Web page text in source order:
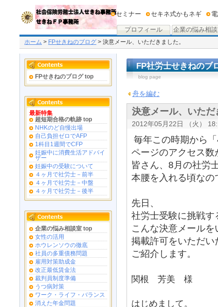
プロフィール 企業の悩み相
セミナー セキネ式かもネギ
ホーム > FPせきねのブログ > 決意メール、いただきました。
FPせきねのブログ top
最新特集
超短期合格の軌跡 top
NHKのど自慢出場
自己負担ゼロでAFP
1科目1週間でCFP
妊娠中に消費生活アドバイ
ザー
妊娠中の受験について
４ヶ月で社労士－前半
４ヶ月で社労士－中盤
４ヶ月で社労士－後半
企業の悩み相談室 top
女性の活用
ホウレンソウの徹底
社員の多重債務問題
雇用対策助成金
改正最低賃金法
裁判員制度準備
うつ病対策
ワーク・ライフ・バランス
消えた年金問題
FP社労士せきねのブ
blog page
舟を編む
決意メール、いただ
2012年05月22日 （火）
毎年この時期から
ページのアクセス数
皆さん、8月の社労
本腰を入れる頃なの
先日、
社労士受験に挑戦す
こんな決意メール
掲載許可をいただい
ご紹介します。
関根 芳美 様
はじめまして。